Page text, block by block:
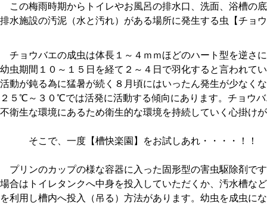
この梅雨時期からトイレやお風呂の排水口、洗面、浴槽の
排水施設の汚泥（水と汚れ）がある場所に発生する虫【チョ
チョウバエの成虫は体長１～４ｍｍほどのハート型を逆さ
幼虫期間１０～１５日を経て２～４日で羽化すると言われて
活動が鈍る為に猛暑が続く８月頃にはいったん発生が少なく
２５℃～３０℃では活発に活動する傾向にあります。チョウ
不衛生な環境にあるため衛生的な環境を持続していく心掛け
そこで、一度【槽快楽園】をお試しあれ・・・・！！
プリンのカップの様な容器に入った固形型の害虫駆除剤で
場合はトイレタンクへ中身を投入していただくか、汚水槽な
を利用し槽内へ投入（吊る）方法があります。幼虫を成虫に